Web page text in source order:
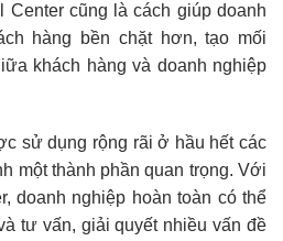
Center cũng là cách giúp doanh
hàng bền chặt hơn, tạo mối
khách hàng và doanh nghiệp
sử dụng rộng rãi ở hầu hết các
một thành phần quan trọng. Với
doanh nghiệp hoàn toàn có thể
tư vấn, giải quyết nhiều vấn đề